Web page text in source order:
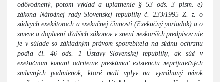
odôvodnený, potom výklad a uplatnenie § 53 ods. 3 písm. e)
zákona Národnej rady Slovenskej republiky č. 233/1995 Z. z. o
súdnych exekútoroch a exekučnej činnosti (Exekučný poriadok) a o
zmene a doplnení ďalších zákonov v znení neskorších predpisov nie
je v súlade so základným právom spotrebiteľa na súdnu ochranu
podľa čl. 46 ods. 1 Ústavy Slovenskej republiky, ak súd v
exekučnom konaní odmietne preskúmať existenciu neprijateľných
zmluvných podmienok, ktoré mali vplyv na vymáhaný nárok